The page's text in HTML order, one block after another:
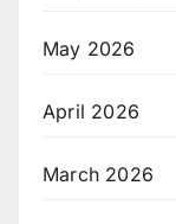
May 2026
April 2026
March 2026